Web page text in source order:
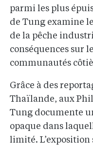
parmi les plus
de Tung examine
de la pêche
conséquences sur
communautés
Grâce à des
Thaïlande, aux
Tung documente
opaque dans
limité. L’exposition